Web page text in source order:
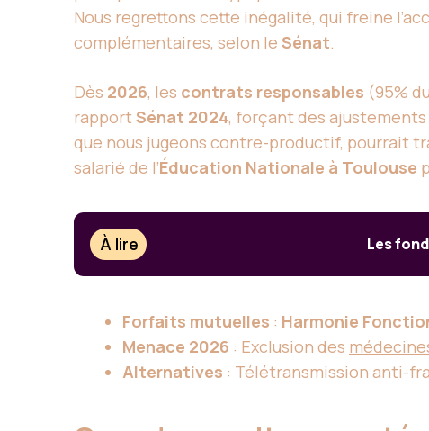
Nous regrettons cette inégalité, qui freine
complémentaires, selon le Sénat.
Dès 2026, les contrats responsables (95%
rapportSénat 2024, forçant des
que nous jugeons contre-productif, pourrait
salarié de l’Éducation Nationale à Toulouse
À lire Les
Forfaits mutuelles : Harmonie
Menace 2026 : Exclusion des
Alternatives : Télétransmission anti-